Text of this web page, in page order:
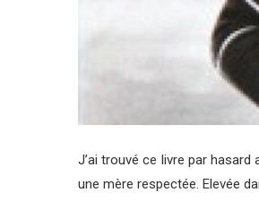
J’ai trouvé ce livre par hasard
une mère respectée. Elevée